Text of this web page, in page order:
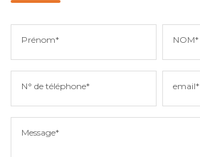
Prénom* NOM*
N° de téléphone* email*
Message*